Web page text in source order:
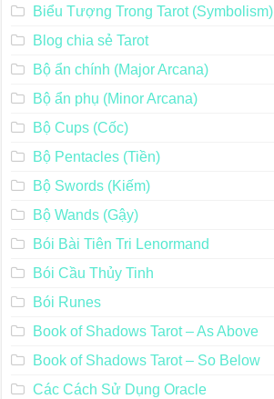
Biểu Tượng Trong Tarot (Symbolism)
Blog chia sẻ Tarot
Bộ ẩn chính (Major Arcana)
Bộ ẩn phụ (Minor Arcana)
Bộ Cups (Cốc)
Bộ Pentacles (Tiền)
Bộ Swords (Kiếm)
Bộ Wands (Gậy)
Bói Bài Tiên Tri Lenormand
Bói Cầu Thủy Tinh
Bói Runes
Book of Shadows Tarot – As Above
Book of Shadows Tarot – So Below
Các Cách Sử Dụng Oracle